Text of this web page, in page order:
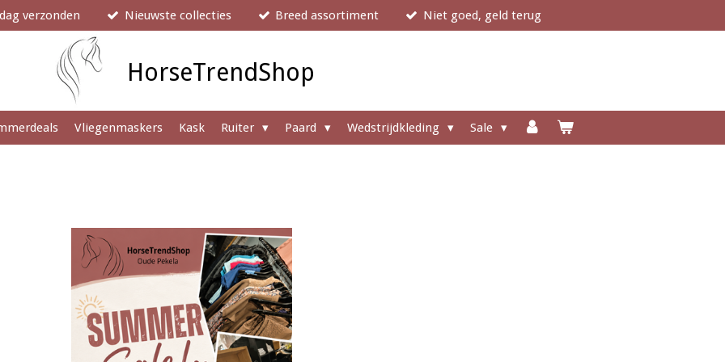
verzonden Nieuwste collecties Breed assortiment Niet goed, geld terug
HorseTrendShop
Vliegenmaskers Kask Ruiter Paard Wedstrijdkleding Sale